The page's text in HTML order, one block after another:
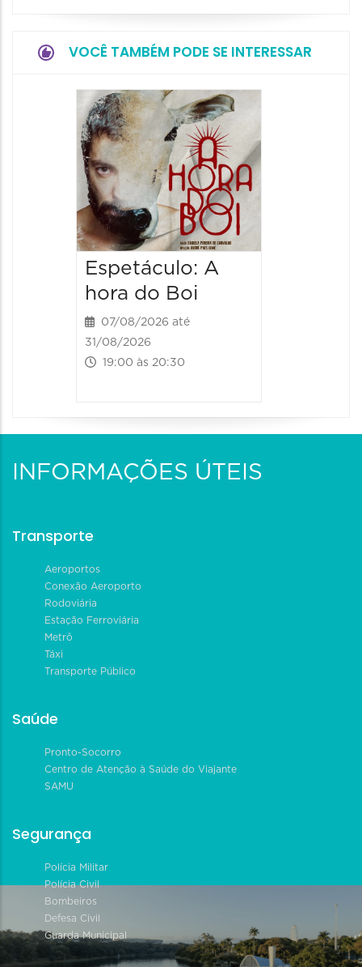
VOCÊ TAMBÉM PODE SE INTERESSAR
Espetáculo: A
hora do Boi
07/08/2026 até
31/08/2026
19:00 às 20:30
INFORMAÇÕES ÚTEIS
Transporte
Aeroportos
Conexão Aeroporto
Rodoviária
Estação Ferroviária
Metrô
Táxi
Transporte Público
Saúde
Pronto-Socorro
Centro de Atenção à Saúde do Viajante
SAMU
Segurança
Polícia Militar
Polícia Civil
Bombeiros
Defesa Civil
Guarda Municipal